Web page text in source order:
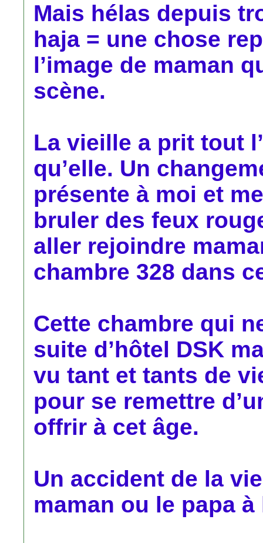
Mais hélas depuis
haja = une chose
l’image de maman
scène.
La vieille a prit tout
qu’elle. Un
présente à moi et
bruler des feux
aller rejoindre
chambre 328 dans
Cette chambre qui
suite d’hôtel DSK
vu tant et tants de
pour se remettre
offrir à cet âge.
Un accident de la
maman ou le papa à